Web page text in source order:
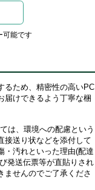
可能です
るため、精密性の高いPC
届けできるよう丁寧な梱
は、環境への配慮という
接送り状などを添付して
・汚れといった理由(配達
発送伝票等が直貼りされ
ませんのでご了承くださ